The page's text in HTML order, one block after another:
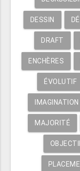
DESSIN
DRAFT
ENCHÈRES
ÉVOLUTIF
IMAGINATION
MAJORITÉ